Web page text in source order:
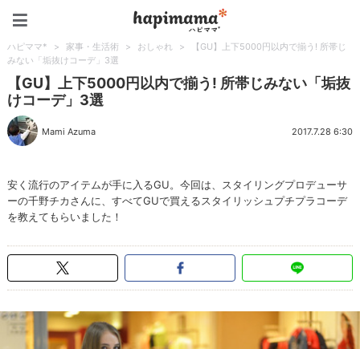
ハピママ* > 家事・生活術 > おしゃれ >
【GU】上下5000円以内で揃う! 所帯じ
みない「垢抜けコーデ」3選
【GU】上下5000円以内で揃う! 所帯じみない「垢抜
けコーデ」3選
Mami Azuma 2017.7.28 6:30
安く流行のアイテムが手に入るGU。今回は、スタイリングプロデューサ
ーの千野チカさんに、すべてGUで買えるスタイリッシュプチプラコーデ
を教えてもらいました！